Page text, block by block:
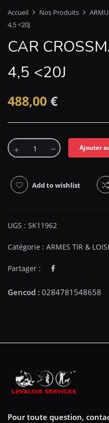
Accueil Nos Produits
4,5 <20J
CAR
4,5 <20J
488,00 €
Ajouter
Add to wishlist
UGS : SK11962
Catégorie : ARMES TIR &
Partager :
Pour toute question,